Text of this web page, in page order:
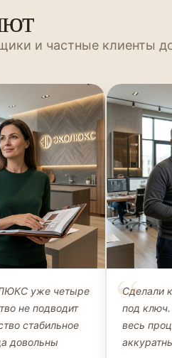
и частные клиенты
уже четыре
не подводит
стабильное
довольны
Андрей
ЧАСТНЫЙ
Сделали
под
весь